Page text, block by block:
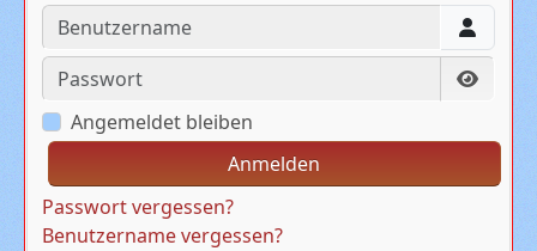
Benutzername
Passwort
Angemeldet bleiben
Anmelden
Passwort vergessen?
Benutzername vergessen?